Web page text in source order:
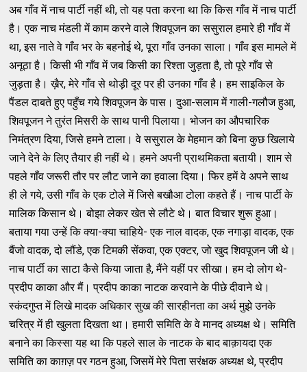
अब गाँव में नाच पार्टी नहीं थी, तो यह पता करना था कि किस गाँव में नाच पार्टी
है। एक नाच मंडली में काम करने वाले शिवपूजन का ससुराल हमारे ही गाँव में
था, इस नाते वे गाँव भर के बहनोई थे, पूरा गाँव उनका साला। गाँव इस मामले में
अनूठा है। किसी भी गाँव में जब किसी का रिश्ता जुड़ता है, तो पूरे गाँव से
जुड़ता है। ख़ैर, मेरे गाँव से थोड़ी दूर पर ही उनका गाँव है। हम साइकिल के
पैंडल दाबते हुए पहुँच गये शिवपूजन के पास। दुआ-सलाम में गाली-गलौज हुआ,
शिवपूजन ने तुरंत मिसरी के साथ पानी पिलाया। भोजन का औपचारिक
निमंत्रण दिया, जिसे हमने टाला। वे ससुराल के मेहमान को बिना कुछ खिलाये
जाने देने के लिए तैयार ही नहीं थे। हमने अपनी प्राथमिकता बतायी। शाम से
पहले गाँव जरूरी तौर पर लौट जाने का हवाला दिया। फिर हमें वे अपने साथ
ही ले गये, उसी गाँव के एक टोले में जिसे बखौआ टोला कहते हैं। नाच पार्टी के
मालिक किसान थे। बोझा लेकर खेत से लौटे थे। बात विचार शुरू हुआ।
बताया गया उन्हें कि क्या-क्या चाहिये- एक नाल वादक, एक नगाड़ा वादक, एक
बैंजो वादक, दो लौंडे, एक टिमकी सेंकवा, एक एक्टर, जो खुद शिवपूजन जी थे।
नाच पार्टी का साटा कैसे किया जाता है, मैंने यहीं पर सीखा। हम दो लोग थे-
प्रदीप काका और मैं। प्रदीप काका नाटक करवाने के पीछे दीवाने थे।
स्कंदगुप्त में लिखे मादक अधिकार सुख की सारहीनता का अर्थ मुझे उनके
चरित्र में ही खुलता दिखता था। हमारी समिति के वे मानद अध्यक्ष थे। समिति
बनाने का किस्सा यह था कि पहले साल के नाटक के बाद बाक़ायदा एक
समिति का काग़ज़ पर गठन हुआ, जिसमें मेरे पिता सरंक्षक अध्यक्ष थे, प्रदीप